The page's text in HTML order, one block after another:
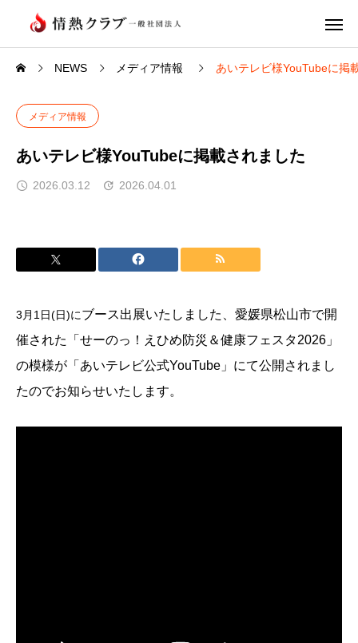
NEWS メディア情報 あいテレビ様YouTubeに掲
メディア情報
あいテレビ様YouTubeに掲載されました
2026.03.12 2026.04.01
3月1日(日)にブース出展いたしました、 愛媛県松山市で開
催された「せーのっ！えひめ防災＆健康フェスタ2026」
の模様が「あいテレビ公式YouTube」にて公開されまし
たのでお知らせいたします。